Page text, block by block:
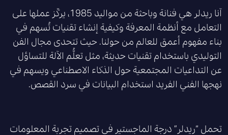
آنا ريدلر هي فنانة وباحثة من مواليد 1985، يركّز عملها على
التعامل مع أنظمة المعرفة وكيفية إنشاء تقنيات تُسهم في
بناء مفهوم أعمق للعالم من حولنا. حيث تتحدى مجال الفن
التوليدي باستخدام تقنيات حديثة، مثل تعلُّم الآلة للتساؤل
عن التداعيات المجتمعية حول الذكاء الاصطناعي ويسهم في
نهجها الفني الفريد استخدام البيانات في سرد القصص.
تحمل “ريدلر” درجة الماجستير في تصميم تجربة المعلومات